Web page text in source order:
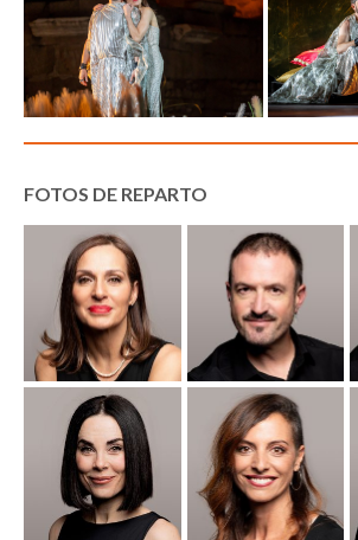
FOTOS DE REPARTO